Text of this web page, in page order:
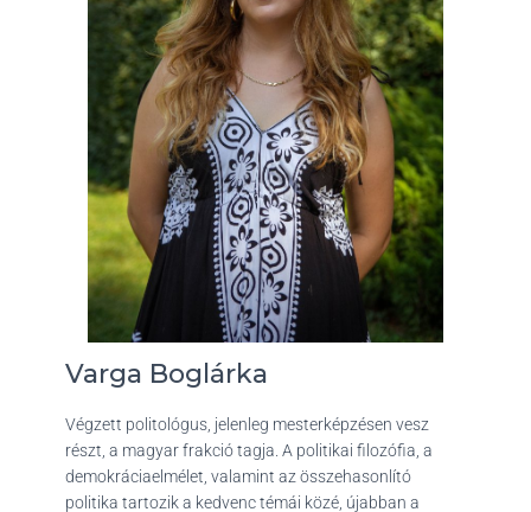
Varga Boglárka
Végzett politológus, jelenleg mesterképzésen vesz
részt, a magyar frakció tagja. A politikai filozófia, a
demokráciaelmélet, valamint az összehasonlító
politika tartozik a kedvenc témái közé, újabban a